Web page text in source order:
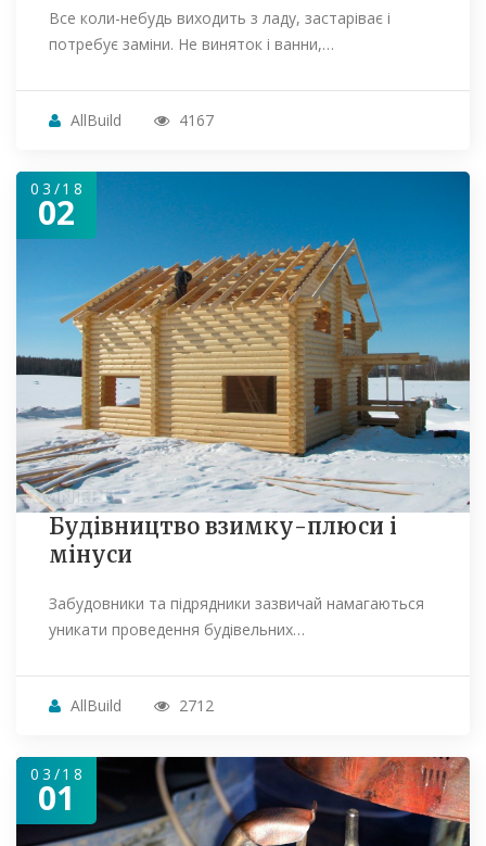
Все коли-небудь виходить з ладу, застаріває і
потребує заміни. Не виняток і ванни,…
AllBuild 4167
03/18
02
Будівництво взимку-плюси і
мінуси
Забудовники та підрядники зазвичай намагаються
уникати проведення будівельних…
AllBuild 2712
03/18
01